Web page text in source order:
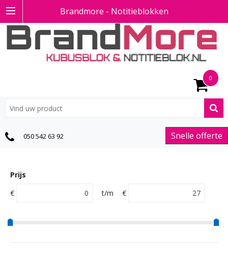
Brandmore - Notitieblokken
0
Snelle offerte
050 542 63 92
Prijs
€
t/m €